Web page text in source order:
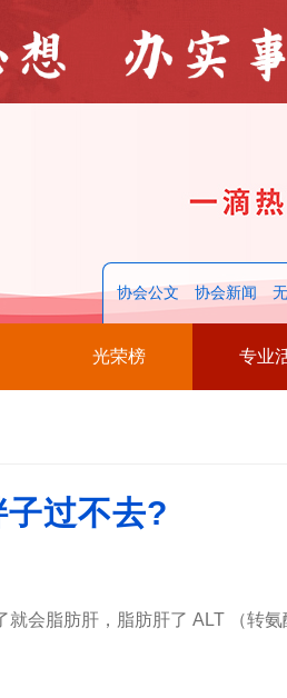
协会公文 协会新闻
光荣榜 专业
过不去?
脂肪肝，脂肪肝了 ALT （转氨